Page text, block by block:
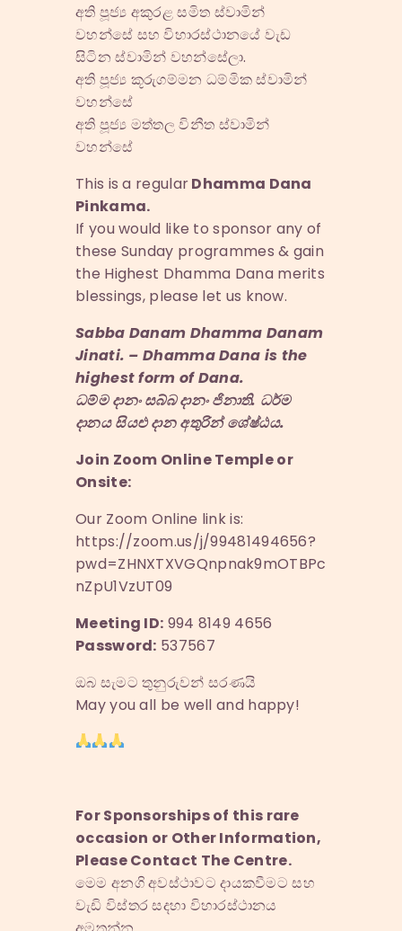
අති පූජ්‍ය අකුරළ සමිත ස්වාමින්
වහන්සේ සහ විහාරස්ථානයේ වැඩ
සිටින ස්වාමින් වහන්සේලා.
අති පූජ්‍ය කූරුගම්මන ධම්මික ස්වාමින්
වහන්සේ
අති පූජ්‍ය මත්තල විනීත ස්වාමින්
වහන්සේ
This is a regularDhamma Dana
Pinkama.
If you would like to sponsor any of
these Sunday programmes & gain
the Highest Dhamma Dana merits
blessings, please let us know.
Sabba Danam Dhamma Danam
Jinati. – Dhamma Dana is the
highest form of Dana.
ධම්ම දානං සබ්බ දානං ජිනාති. ධර්ම
දානය සියළු දාන අතුරින් ශේෂ්ඨය‍‍.
Join Zoom Online Temple or
Onsite:
Our Zoom Online link is:
https://zoom.us/j/99481494656?
pwd=ZHNXTXVGQnpnak9mOTBPc
nZpU1VzUT09
Meeting ID: 994 8149 4656
Password: 537567
ඔබ සැමට තුනුරුවන් සරණයි
May you all be well and happy!
For Sponsorships of this rare
occasion or Other Information,
Please Contact The Centre.
මෙම අනගි අවස්ථාවට දායකවීමට සහ
වැඩි විස්තර සදහා විහාරස්ථානය